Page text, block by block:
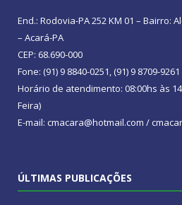
End.: Rodovia-PA 252 KM 01 – Bairro:
– Acará-PA
CEP: 68.690-000
Fone: (91) 9 8840-0251, (91) 9 8709-9261
Horário de atendimento: 08:00hs às
Feira)
E-mail: cmacara@hotmail.com /
ÚLTIMAS PUBLICAÇÕES